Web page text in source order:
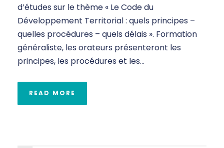
d’études sur le thème « Le Code du
Développement Territorial : quels principes –
quelles procédures – quels délais ». Formation
généraliste, les orateurs présenteront les
principes, les procédures et les...
READ MORE